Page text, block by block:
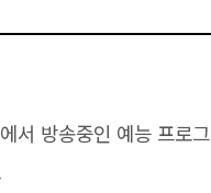
서 방송중인 예능 프로그